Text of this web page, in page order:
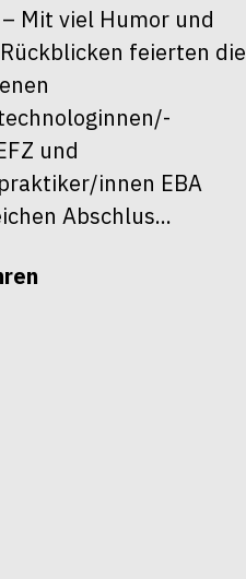
Mit viel Humor und
feierten die
und
innen EBA
Abschlus...